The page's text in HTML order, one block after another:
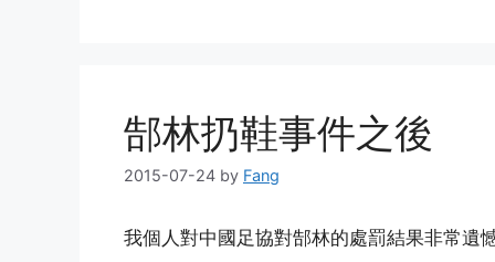
郜林扔鞋事件之後
2015-07-24 by Fang
我個人對中國足協對郜林的處罰結果非常遺